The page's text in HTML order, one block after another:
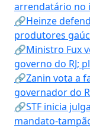
arrendatário no
🔗Heinze
produtores
🔗Ministro Fux
governo do RJ;
🔗Zanin vota a
governador do
🔗STF inicia
mandato-